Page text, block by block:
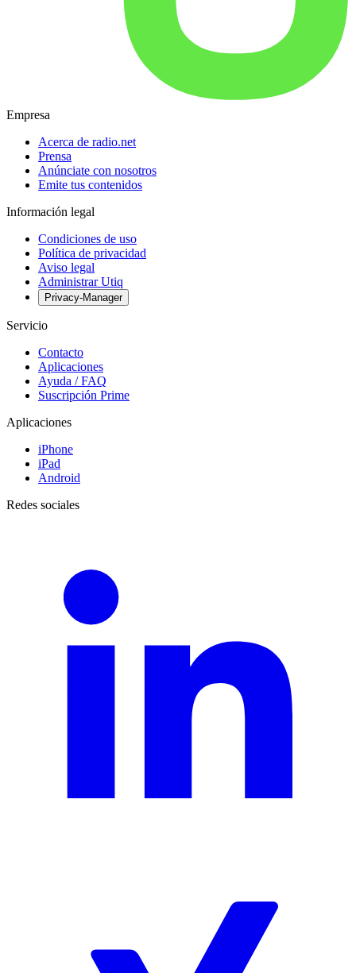
Empresa
Acerca de radio.net
Prensa
Anúnciate con nosotros
Emite tus contenidos
Información legal
Condiciones de uso
Política de privacidad
Aviso legal
Administrar Utiq
Privacy-Manager
Servicio
Contacto
Aplicaciones
Ayuda / FAQ
Suscripción Prime
Aplicaciones
iPhone
iPad
Android
Redes sociales